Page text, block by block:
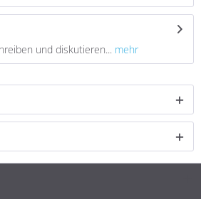
und diskutieren... mehr